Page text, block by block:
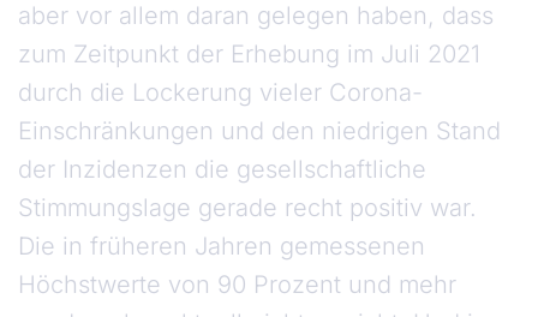
aber vor allem daran gelegen haben, dass
zum Zeitpunkt der Erhebung im Juli 2021
durch die Lockerung vieler Corona-
Einschränkungen und den niedrigen Stand
der Inzidenzen die gesellschaftliche
Stimmungslage gerade recht positiv war.
Die in früheren Jahren gemessenen
Höchstwerte von 90 Prozent und mehr